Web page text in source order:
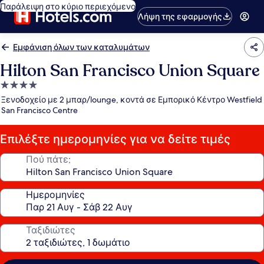
Παράλειψη στο κύριο περιεχόμενο
Λήψη της εφαρμογής
Εμφάνιση όλων των καταλυμάτων
Hilton San Francisco Union Square
Κατάλυμα
με
4.0
αστέρια
Ξενοδοχείο με 2 μπαρ/lounge, κοντά σε Εμπορικό Κέντρο Westfield
San Francisco Centre
Επιλέξτε ημερομηνίες για να δείτε τιμές
Πού πάτε;
Ημερομηνίες
Ταξιδιώτες